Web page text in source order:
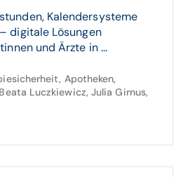
Kalendersysteme
digitale Lösungen
und Ärzte in ...
Apotheken,
Luczkiewicz, Julia Girnus,